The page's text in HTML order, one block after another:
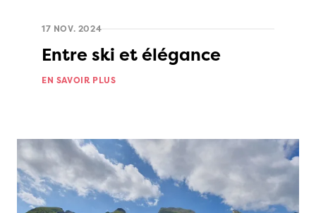
17 NOV. 2024
Entre ski et élégance
EN SAVOIR PLUS